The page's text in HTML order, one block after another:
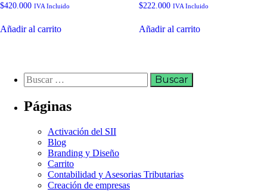
$420.000 IVA Incluido
Añadir al carrito
$222.000 IVA Incluido
Añadir al carrito
Páginas
Activación del SII
Blog
Branding y Diseño
Carrito
Contabilidad y Asesorias Tributarias
Creación de empresas